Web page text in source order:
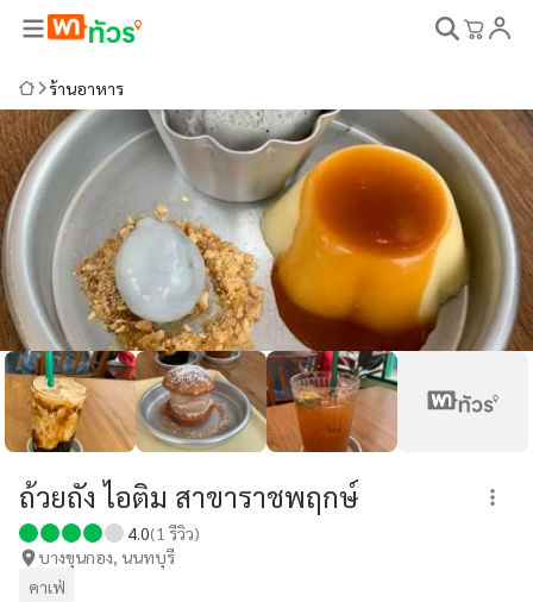
ร้านอาหาร
ถ้วยถัง ไอติม สาขาราชพฤกษ์
4.0(1 รีวิว)
บางขุนกอง, นนทบุรี
คาเฟ่